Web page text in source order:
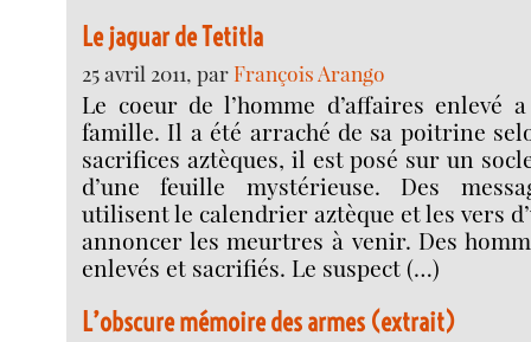
Le jaguar de Tetitla
25 avril 2011, parFrançois Arango
Le coeur de l’homme d’affaires enlevé
famille. Il a été arraché de sa poitrine
sacrifices aztèques, il est posé sur un
d’une feuille mystérieuse. Des
utilisent le calendrier aztèque et les vers
annoncer les meurtres à venir. Des
enlevés et sacrifiés. Le suspect (…)
L’obscure mémoire des armes (extrait)